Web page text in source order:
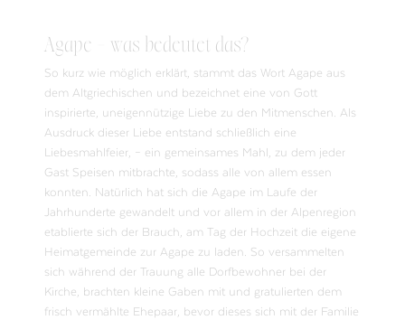
Agape – was bedeutet das?
So kurz wie möglich erklärt, stammt das Wort Agape aus
dem Altgriechischen und bezeichnet eine von Gott
inspirierte, uneigennützige Liebe zu den Mitmenschen. Als
Ausdruck dieser Liebe entstand schließlich eine
Liebesmahlfeier, – ein gemeinsames Mahl, zu dem jeder
Gast Speisen mitbrachte, sodass alle von allem essen
konnten. Natürlich hat sich die Agape im Laufe der
Jahrhunderte gewandelt und vor allem in der Alpenregion
etablierte sich der Brauch, am Tag der Hochzeit die eigene
Heimatgemeinde zur Agape zu laden. So versammelten
sich während der Trauung alle Dorfbewohner bei der
Kirche, brachten kleine Gaben mit und gratulierten dem
frisch vermählte Ehepaar, bevor dieses sich mit der Familie